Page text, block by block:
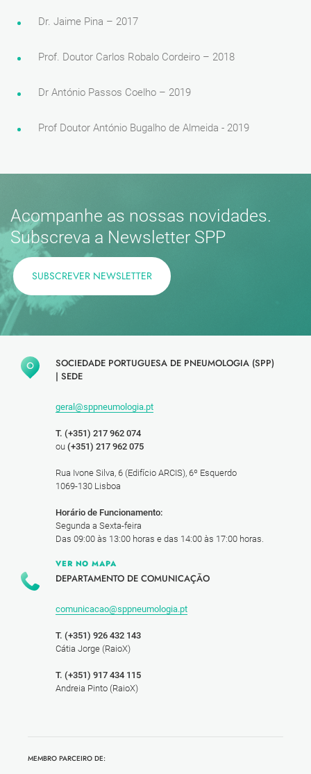
Dr. Jaime Pina – 2017
Prof. Doutor Carlos Robalo Cordeiro – 2018
Dr António Passos Coelho – 2019
Prof Doutor António Bugalho de Almeida - 2019
Acompanhe as nossas novidades.
Subscreva a Newsletter SPP
SUBSCREVER NEWSLETTER
SOCIEDADE PORTUGUESA DE PNEUMOLOGIA (SPP)
| SEDE
geral@sppneumologia.pt
T. (+351) 217 962 074
ou (+351) 217 962 075
Rua Ivone Silva, 6 (Edifício ARCIS), 6º Esquerdo
1069-130 Lisboa
Horário de Funcionamento:
Segunda a Sexta-feira
Das 09:00 às 13:00 horas e das 14:00 às 17:00 horas.
VER NO MAPA
DEPARTAMENTO DE COMUNICAÇÃO
comunicacao@sppneumologia.pt
T. (+351) 926 432 143
Cátia Jorge (RaioX)
T. (+351) 917 434 115
Andreia Pinto (RaioX)
MEMBRO PARCEIRO DE: